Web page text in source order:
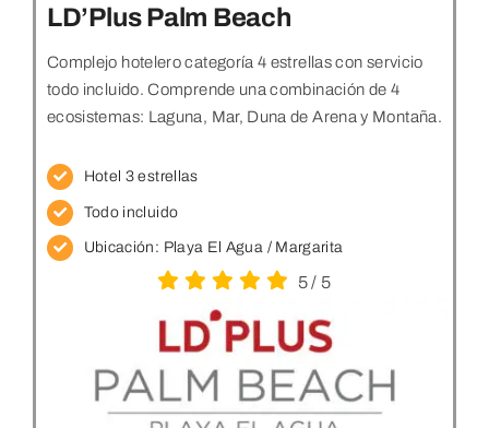
LD’Plus Palm Beach
Complejo hotelero categoría 4 estrellas con servicio
todo incluido. Comprende una combinación de 4
ecosistemas: Laguna, Mar, Duna de Arena y Montaña.
Hotel 3 estrellas
Todo incluido
Ubicación: Playa El Agua / Margarita
5/ 5